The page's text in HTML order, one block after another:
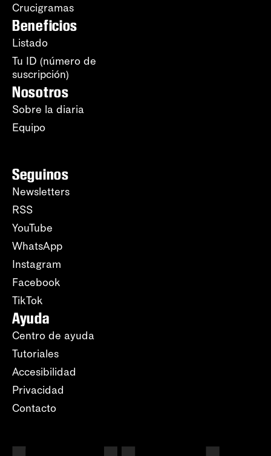
Crucigramas
Beneficios
Listado
Tu ID (número de
suscripción)
Nosotros
Sobre la diaria
Equipo
Seguinos
Newsletters
RSS
YouTube
WhatsApp
Instagram
Facebook
TikTok
Ayuda
Centro de ayuda
Tutoriales
Accesibilidad
Privacidad
Contacto